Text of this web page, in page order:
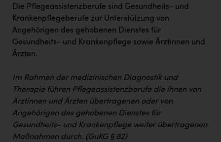
Die Pflegeassistenzberufe sind Gesundheits- und
Krankenpflegeberufe zur Unterstützung von
Angehörigen des gehobenen Dienstes für
Gesundheits- und Krankenpflege sowie Ärztinnen und
Ärzten.
Im Rahmen der medizinischen Diagnostik und
Therapie führen Pflegeassistenzberufe die ihnen von
Ärztinnen und Ärzten übertragenen oder von
Angehörigen des gehobenen Dienstes für
Gesundheits- und Krankenpflege weiter übertragenen
Maßnahmen durch. (GuKG § 82)